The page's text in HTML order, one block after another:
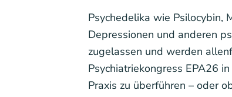
Psychedelika wie Psilocybin,
Depressionen und anderen
zugelassen und werden
Psychiatriekongress EPA26
Praxis zu überführen – oder